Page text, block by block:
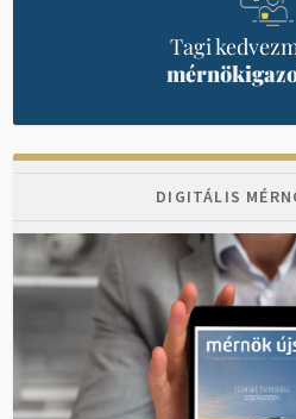
Tagi
DIGITÁLIS